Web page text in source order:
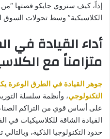
إذاً، كيف ستروي جايكو قصتها “من
الكلاسيكية” وسط تحولات السوق
أداء القيادة في
متزامناً مع
جوهر القيادة في الطرق الوعرة
التكنولوجي، وأنظمة سلسلة
على أساس قوي من التراكم
القيادة الشاقة للكلاسيكيات في
حدود التكنولوجيا الذكية،